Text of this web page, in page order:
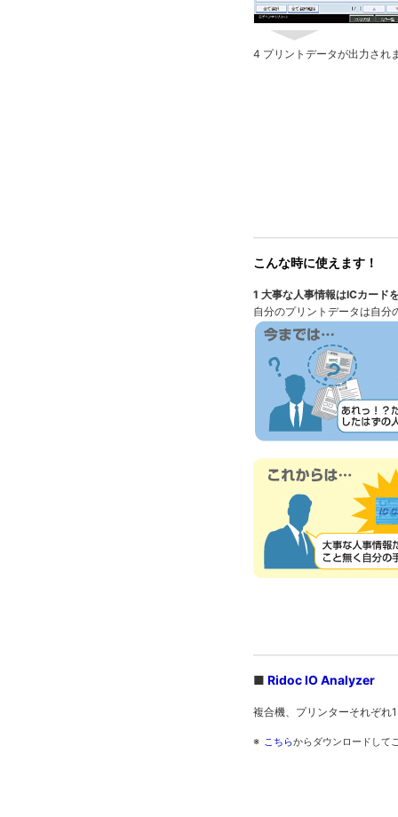
4 プリントデータが出力され
こんな時に使えます！
1 大事な人事情報はICカード
自分のプリントデータは自分
■ Ridoc IO Analyzer
複合機、プリンターそれぞれ
※ こちらからダウンロードして